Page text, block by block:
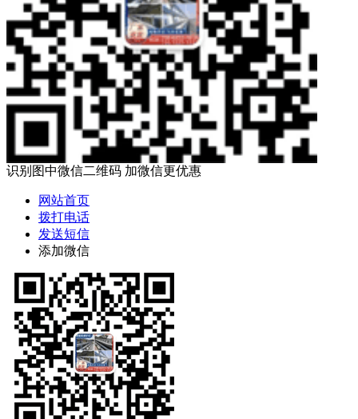
识别图中微信二维码 加微信更优惠
网站首页
拨打电话
发送短信
添加微信